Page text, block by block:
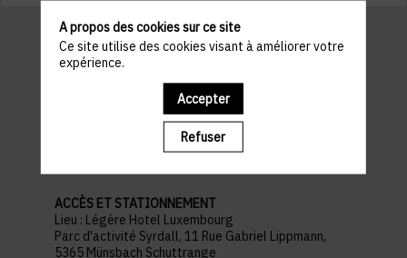
Informations
pratiques
ACCÈS ET STATIONNEMENT
Lieu : Légère Hotel Luxembourg
Parc d'activité Syrdall, 11 Rue Gabriel Lippmann,
5365 Münsbach Schuttrange
A propos des cookies sur ce site
Ce site utilise des cookies visant à améliorer votre
expérience.
Accepter
Refuser